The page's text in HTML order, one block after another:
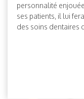
personnalité
ses patients, il lui
des soins dentaires